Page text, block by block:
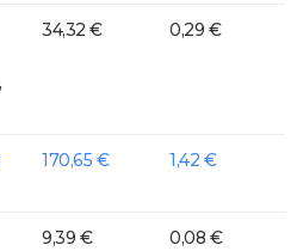
34,32 € 0,29 €
170,65 € 1,42 €
9,39 € 0,08 €